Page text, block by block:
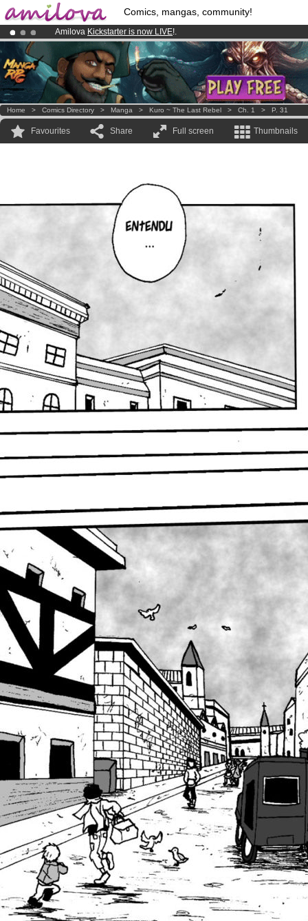
Comics, mangas, community!
Amilova Kickstarter is now LIVE!.
Premium membership from3.95 eurosper month !Get membership
Already 134393 membersand 1208 comics & mangas!.
Home > Comics Directory > Manga > Kuro ~ The Last Rebel > Ch. 1 > P. 31
Favourites Share Full screen Thumbnails